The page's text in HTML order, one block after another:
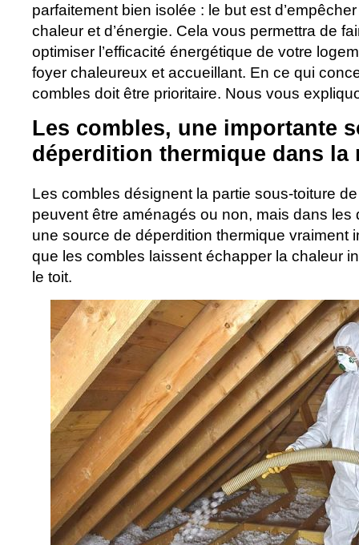
parfaitement bien isolée : le but est
chaleur et d’énergie. Cela vous permettra de
optimiser l’efficacité énergétique de votre
foyer chaleureux et accueillant. En ce qui
combles doit être prioritaire. Nous vous
Les combles, une importante
déperdition thermique dans la
Les combles désignent la partie sous-toiture
peuvent être aménagés ou non, mais dans les
une source de déperdition thermique vraiment
que les combles laissent échapper la chaleur
le toit.